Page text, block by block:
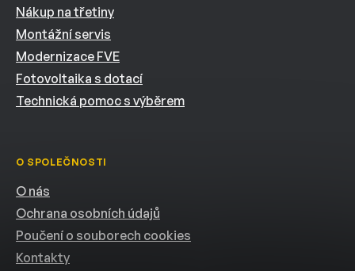
Nákup na třetiny
Montážní servis
Modernizace FVE
Fotovoltaika s dotací
Technická pomoc s výběrem
O SPOLEČNOSTI
O nás
Ochrana osobních údajů
Poučení o souborech cookies
Kontakty